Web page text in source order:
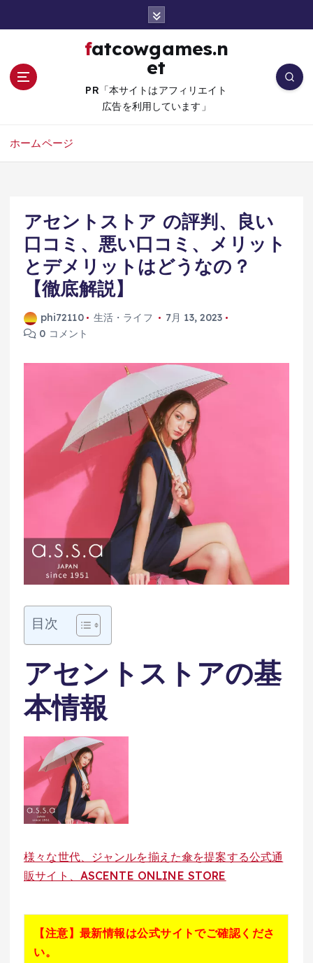
fatcowgames.n
et
PR「本サイトはアフィリエイト
広告を利用しています」
ホームページ
アセントストア の評判、良い
口コミ、悪い口コミ、メリット
とデメリットはどうなの？
【徹底解説】
phi72110 生活・ライフ
7月 13, 2023
0 コメント
目次
アセントストアの基
本情報
様々な世代、ジャンルを揃えた傘を提案する公式通
販サイト、ASCENTE ONLINE STORE
【注意】最新情報は公式サイトでご確認くださ
い。